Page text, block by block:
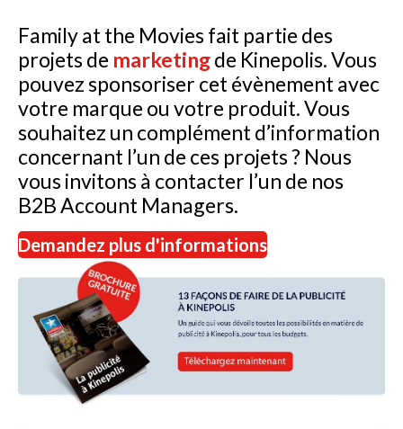
Family at the Movies fait partie des
projets de marketingde Kinepolis. Vous
pouvez sponsoriser cet évènement avec
votre marque ou votre produit. Vous
souhaitez un complément d’information
concernant l’un de ces projets ? Nous
vous invitons à contacter l’un de nos
B2B Account Managers.
Demandez plus d'informations